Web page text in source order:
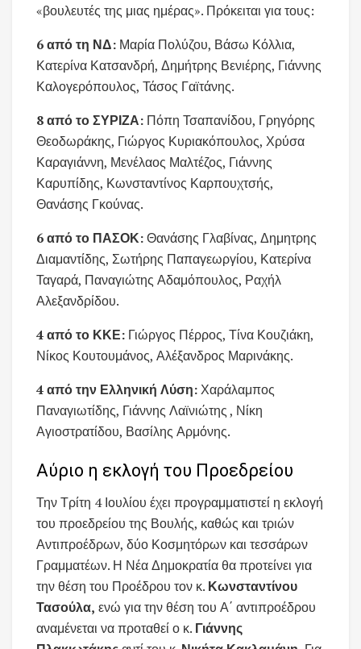
«βουλευτές της μιας ημέρας». Πρόκειται για τους:
6 από τη ΝΔ: Μαρία Πολύζου, Βάσω Κόλλια,
Κατερίνα Κατσανδρή, Δημήτρης Βενιέρης, Γιάννης
Καλογερόπουλος, Τάσος Γαϊτάνης.
8 από το ΣΥΡΙΖΑ: Πόπη Τσαπανίδου, Γρηγόρης
Θεοδωράκης, Γιώργος Κυριακόπουλος, Χρύσα
Καραγιάννη, Μενέλαος Μαλτέζος, Γιάννης
Καρυπίδης, Κωνσταντίνος Καρπουχτσής,
Θανάσης Γκούνας.
6 από το ΠΑΣΟΚ:Θανάσης Γλαβίνας, Δημητρης
Διαμαντίδης, Σωτήρης Παπαγεωργίου, Κατερίνα
Ταγαρά, Παναγιώτης Αδαμόπουλος, Ραχήλ
Αλεξανδρίδου.
4 από το ΚΚΕ: Γιώργος Πέρρος, Τίνα Κουζιάκη,
Νίκος Κουτουμάνος, Αλέξανδρος Μαρινάκης.
4 από την Ελληνική Λύση:Χαράλαμπος
Παναγιωτίδης, Γιάννης Λαϊνιώτης , Νίκη
Αγιοστρατίδου, Βασίλης Αρμόνης.
Αύριο η εκλογή του Προεδρείου
Την Τρίτη 4 Ιουλίου έχει προγραμματιστεί η εκλογή
του προεδρείου της Βουλής, καθώς και τριών
Αντιπροέδρων, δύο Κοσμητόρων και τεσσάρων
Γραμματέων. Η Νέα Δημοκρατία θα προτείνει για
την θέση του Προέδρου τον κ. Κωνσταντίνου
Τασούλα, ενώ για την θέση του Α΄ αντιπροέδρου
αναμένεται να προταθεί ο κ. Γιάννης